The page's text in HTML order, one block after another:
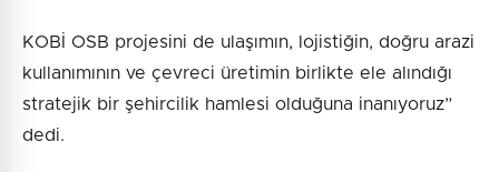
KOBİ OSB projesini de ulaşımın, lojistiğin, doğru arazi
kullanımının ve çevreci üretimin birlikte ele alındığı
stratejik bir şehircilik hamlesi olduğuna inanıyoruz”
dedi.